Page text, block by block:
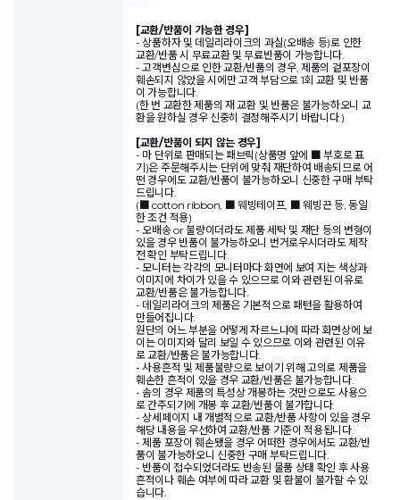
[교환/반품이 가능한 경우]
- 상품하자 및 데일리라이크의 과실(오배송 등)로 인한
교환/반품 시 무료교환 및 무료반품이 가능합니다.
- 고객변심으로 인한 교환/반품의 경우, 제품의 겉포장이
훼손되지 않았을 시에만 고객 부담으로 1회 교환 및 반품
이 가능합니다.
(한 번 교환한 제품의 재 교환 및 반품은 불가능하오니 교
환을 원하실 경우 신중히 결정해주시기 바랍니다.)
[교환/반품이 되지 않는 경우]
- 마 단위로 판매되는 패브릭(상품명 앞에 ■ 부호로 표
기)은 주문해주시는 단위에 맞춰 재단하여 배송되므로 어
떤 경우에도 교환/반품이 불가능하오니 신중한 구매 부탁
드립니다.
(■ cotton ribbon, ■ 웨빙테이프, ■ 웨빙끈 등, 동일
한 조건 적용)
- 오배송 or 불량이더라도 제품 세탁 및 재단 등의 변형이
있을 경우 반품이 불가능하오니 번거로우시더라도 제작
전 확인 부탁드립니다.
- 모니터는 각각의 모니터마다 화면에 보여 지는 색상과
이미지에 차이가 있을 수 있으므로 이와 관련된 이유로
교환/반품은 불가능합니다.
- 데일리라이크의 제품은 기본적으로 패턴을 활용하여
만들어집니다.
원단의 어느 부분을 어떻게 자르느냐에 따라 화면상에 보
이는 이미지와 달리 보일 수 있으므로 이와 관련된 이유
로 교환/반품은 불가능합니다.
- 사용흔적 및 제품불량으로 보이기 위해 고의로 제품을
훼손한 흔적이 있을 경우 교환/반품은 불가능합니다.
- 솜의 경우 제품의 특성상 개봉하는 것만으로도 사용으
로 간주되기에 개봉 후 교환/반품이 불가합니다.
- 상세페이지 내 개별적으로 교환/반품 사항이 있을 경우
해당 내용을 우선하여 교환/반품 기준이 적용됩니다.
- 제품 포장이 훼손됐을 경우 어떠한 경우에서도 교환/반
품이 불가능하오니 신중한 구매 부탁드립니다.
- 반품이 접수되었더라도 반송된 물품 상태 확인 후 사용
흔적이나 훼손 여부에 따라 교환 및 환불이 불가할 수 있
습니다.